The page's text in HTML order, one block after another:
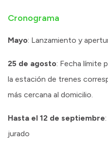
Cronograma
Mayo: Lanzamiento y
25 de agosto: Fecha límite
la estación de trenes
más cercana al domicilio.
Hasta el 12 de septiembre
jurado